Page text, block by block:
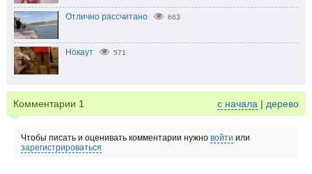
Отлично рассчитано 663
Нокаут 571
Комментарии 1 с начала | дерево
Чтобы писать и оценивать комментарии нужно войти или
зарегистрироваться